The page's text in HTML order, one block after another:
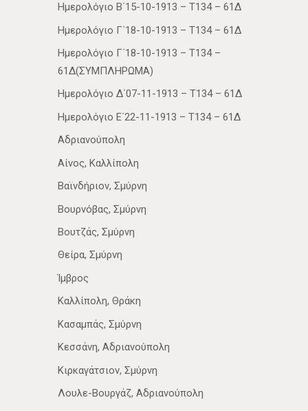
Ημερολόγιο Β΄15-10-1913 – Τ134 – 61Δ
Ημερολόγιο Γ΄18-10-1913 – Τ134 – 61Δ
Ημερολόγιο Γ΄18-10-1913 – Τ134 –
61Δ(ΣΥΜΠΛΗΡΩΜΑ)
Ημερολόγιο Δ΄07-11-1913 – Τ134 – 61Δ
Ημερολόγιο Ε΄22-11-1913 – Τ134 – 61Δ
Αδριανούπολη
Αίνος, Καλλίπολη
Βαϊνδήριον, Σμύρνη
Βουρνόβας, Σμύρνη
Βουτζάς, Σμύρνη
Θείρα, Σμύρνη
Ίμβρος
Καλλίπολη, Θράκη
Κασαμπάς, Σμύρνη
Κεσσάνη, Αδριανούπολη
Κιρκαγάτσιον, Σμύρνη
Λουλε-Βουργάζ, Αδριανούπολη